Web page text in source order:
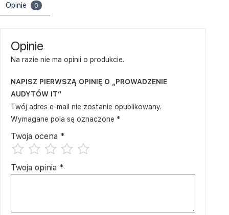
Opinie 0
Opinie
Na razie nie ma opinii o produkcie.
NAPISZ PIERWSZĄ OPINIĘ O „PROWADZENIE
AUDYTÓW IT”
Twój adres e-mail nie zostanie opublikowany.
Wymagane pola są oznaczone *
Twoja ocena *
Twoja opinia *